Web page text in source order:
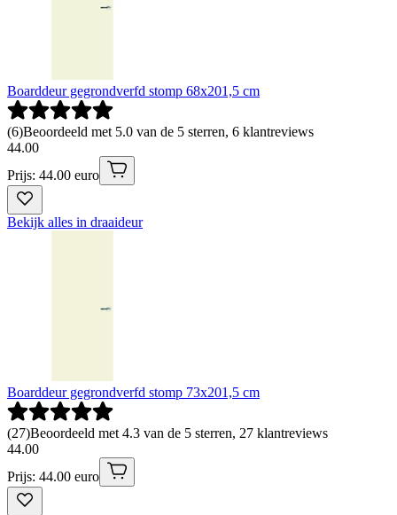
Boarddeur gegrondverfd stomp 68x201,5 cm
(6)Beoordeeld met 5.0 van de 5 sterren, 6 klantreviews
44.00
Prijs: 44.00 euro
Bekijk alles in draaideur
Boarddeur gegrondverfd stomp 73x201,5 cm
(27)Beoordeeld met 4.3 van de 5 sterren, 27 klantreviews
44.00
Prijs: 44.00 euro